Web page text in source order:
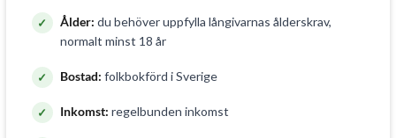
Ålder: du behöver uppfylla långivarnas ålderskrav,
normalt minst 18 år
Bostad: folkbokförd i Sverige
Inkomst: regelbunden inkomst